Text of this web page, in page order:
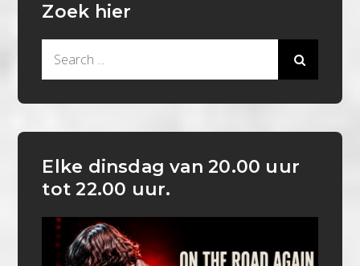
Zoek hier
Elke dinsdag van 20.00 uur
tot 22.00 uur.